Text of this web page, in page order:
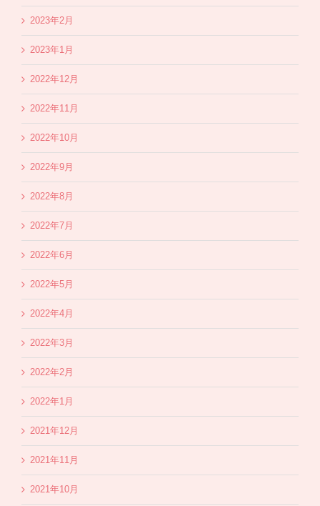
2023年2月
2023年1月
2022年12月
2022年11月
2022年10月
2022年9月
2022年8月
2022年7月
2022年6月
2022年5月
2022年4月
2022年3月
2022年2月
2022年1月
2021年12月
2021年11月
2021年10月